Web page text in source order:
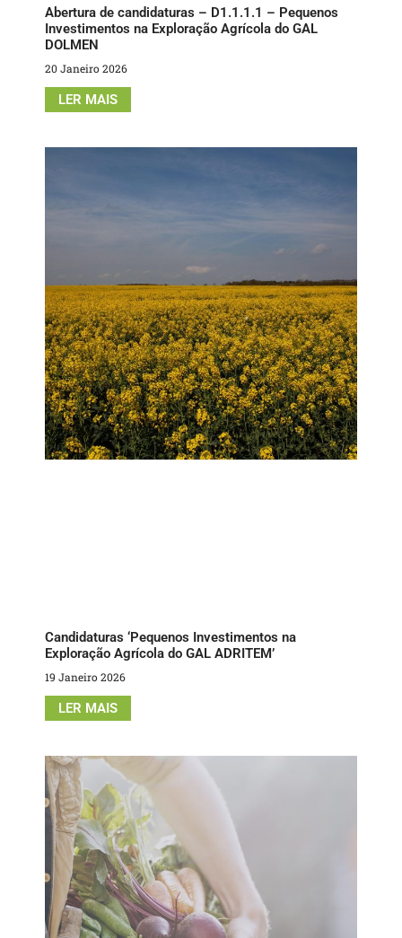
Abertura de candidaturas – D1.1.1.1 – Pequenos
Investimentos na Exploração Agrícola do GAL
DOLMEN
20 Janeiro 2026
LER MAIS
Candidaturas ‘Pequenos Investimentos na
Exploração Agrícola do GAL ADRITEM’
19 Janeiro 2026
LER MAIS